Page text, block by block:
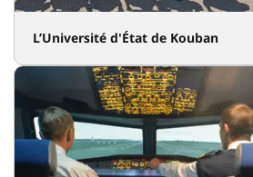
L’Université d'État de Kouban